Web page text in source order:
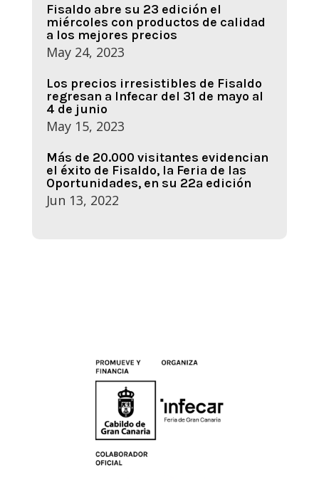
Fisaldo abre su 23 edición el
miércoles con productos de calidad
a los mejores precios
May 24, 2023
Los precios irresistibles de Fisaldo
regresan a Infecar del 31 de mayo al
4 de junio
May 15, 2023
Más de 20.000 visitantes evidencian
el éxito de Fisaldo, la Feria de las
Oportunidades, en su 22ª edición
Jun 13, 2022